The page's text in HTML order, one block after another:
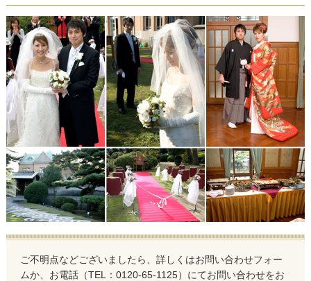
ご不明点などございましたら、詳しくはお問い合わせフォー
ムか、お電話（TEL：0120-65-1125）にてお問い合わせをお